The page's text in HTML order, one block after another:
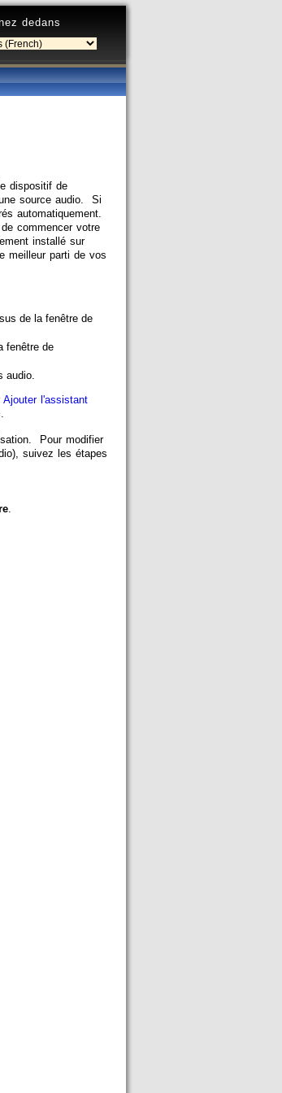
dedans
dispositif de
source audio. Si
automatiquement.
commencer votre
installé sur
meilleur parti de vos
de la fenêtre de
fenêtre de
audio.
Ajouter l'assistant
Pour modifier
suivez les étapes